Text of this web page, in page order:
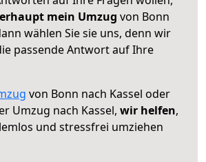
mein Umzug von Bonn
wählen Sie sie uns, denn wir
passende Antwort auf Ihre
von Bonn nach Kassel oder
Umzug nach Kassel, wir helfen,
und stressfrei umziehen